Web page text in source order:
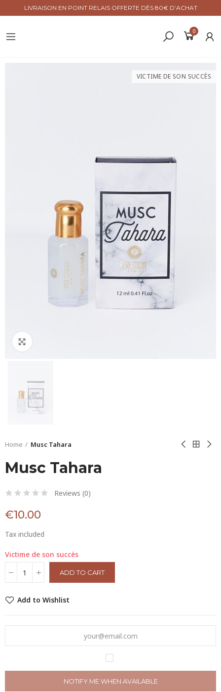
LIVRAISON EN POINT RELAIS OFFERTE DÈS 80€ D’ACHAT
0
VICTIME DE SON SUCCÈS
Home Musc Tahara
Musc Tahara
Reviews (0)
€10.00
Tax included
Victime de son succès
ADD TO CART
Add to Wishlist
NOTIFY ME WHEN AVAILABLE